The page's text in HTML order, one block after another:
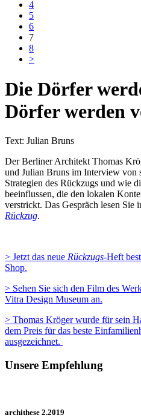
4
5
6
7
8
>
Die Dörfer
Dörfer werden
Text: Julian Bruns
Der Berliner Architekt Thomas
und Julian Bruns im Interview von
Strategien des Rückzugs und wie
beeinflussen, die den lokalen
verstrickt. Das Gespräch lesen Sie
Rückzug.
> Jetzt das neue Rückzugs-Heft
Shop.
> Sehen Sie sich den Film des
Vitra Design Museum an.
> Thomas Kröger wurde für sein
dem Preis für das beste
ausgezeichnet.
Unsere Empfehlung
archithese 2.2019